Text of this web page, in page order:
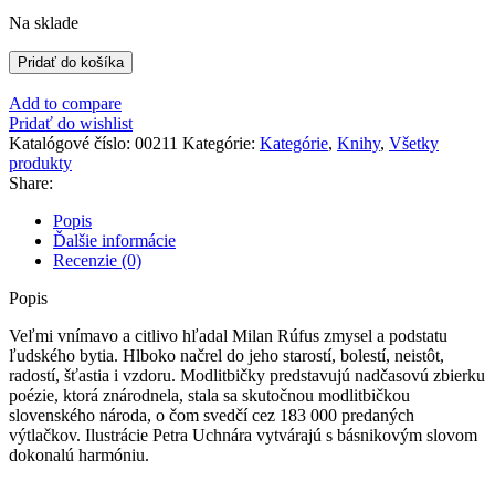
Na sklade
množstvo
Modlitbičky
-
Milan
Rúfus
Pridať do košíka
Add to compare
Pridať do wishlist
Katalógové číslo: 00211 Kategórie: Kategórie, Knihy, Všetky
produkty
Share:
Popis
Ďalšie informácie
Recenzie (0)
Popis
Veľmi vnímavo a citlivo hľadal Milan Rúfus zmysel a podstatu
ľudského bytia. Hlboko načrel do jeho starostí, bolestí, neistôt,
radostí, šťastia i vzdoru. Modlitbičky predstavujú nadčasovú zbierku
poézie, ktorá znárodnela, stala sa skutočnou modlitbičkou
slovenského národa, o čom svedčí cez 183 000 predaných
výtlačkov. Ilustrácie Petra Uchnára vytvárajú s básnikovým slovom
dokonalú harmóniu.